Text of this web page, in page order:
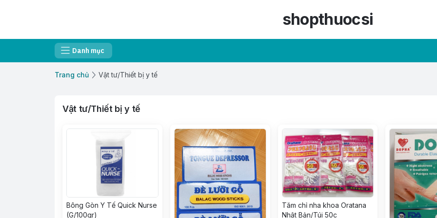
shopthuocsi
Danh mục
Trang chủ Vật tư/Thiết bị y tế
Vật tư/Thiết bị y tế
Bông Gòn Y Tế Quick Nurse
(G/100gr)
Tăm chỉ nha khoa Oratana
Nhật Bản/Túi 50c